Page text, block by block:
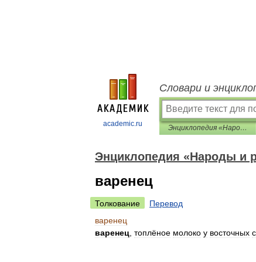
academic.ru
Словари и
Энциклопедия «Народы и религии мира»
Энциклопедия «Народы и
варенец
Толкование
Перевод
варенец
варенец топлёное молоко у восточных